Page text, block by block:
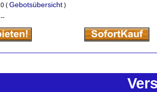
0 ( Gebotsübersicht )
--